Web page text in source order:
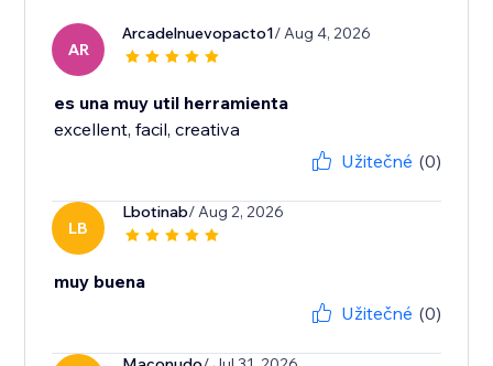
AR
Arcadelnuevopacto1/ Aug 4, 2026
es una muy util herramienta
excellent, facil, creativa
Užitečné (0)
LB
Lbotinab/ Aug 2, 2026
muy buena
Užitečné (0)